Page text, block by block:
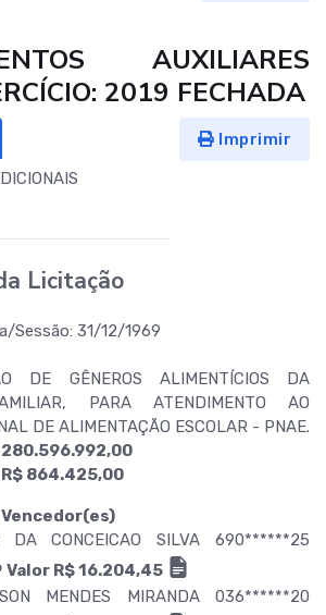
AUXILIARES
2019 FECHADA
Imprimir
Licitação
Sessão: 31/12/1969
DE GÊNEROS ALIMENTÍCIOS DA
PARA ATENDIMENTO AO
DE ALIMENTAÇÃO ESCOLAR - PNAE.
280.596.992,00
R$ 864.425,00
DA CONCEICAO SILVA 690******25
Valor R$ 16.204,45
MENDES MIRANDA 036******20